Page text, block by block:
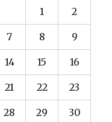
1 2
7 8 9
14 15 16
21 22 23
28 29 30